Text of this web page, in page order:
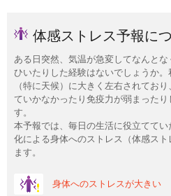
体感ストレス予報に
ある日突然、気温が急変してなんと
ひいたりした経験はないでしょうか
（特に天候）に大きく左右されてお
ていかなかったり免疫力が弱まった
す。
本予報では、毎日の生活に役立てて
化による身体へのストレス（体感ス
ます。
身体へのストレスが大きい